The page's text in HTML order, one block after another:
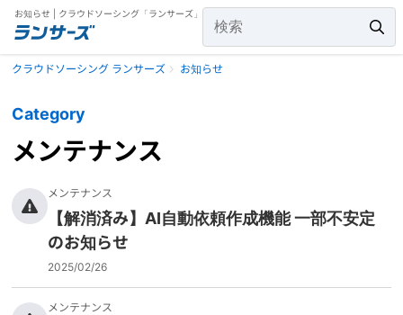
お知らせ | クラウドソーシング「ランサーズ」
クラウドソーシング ランサーズ お知らせ
Category
メンテナンス
メンテナンス
【解消済み】AI自動依頼作成機能 一部不安定
のお知らせ
2025/02/26
メンテナンス